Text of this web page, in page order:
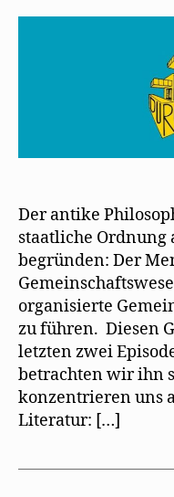
Der antike
staatliche Ordnung
begründen: Der
organisierte
zu führen. Diesen
letzten zwei
betrachten wir ihn
konzentrieren uns
Literatur: […]